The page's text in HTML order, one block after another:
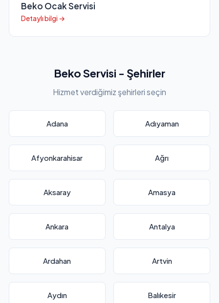
Beko Ocak Servisi
Detaylı bilgi →
Beko Servisi - Şehirler
Hizmet verdiğimiz şehirleri seçin
Adana Adıyaman
Afyonkarahisar Ağrı
Aksaray Amasya
Ankara Antalya
Ardahan Artvin
Aydın Balıkesir